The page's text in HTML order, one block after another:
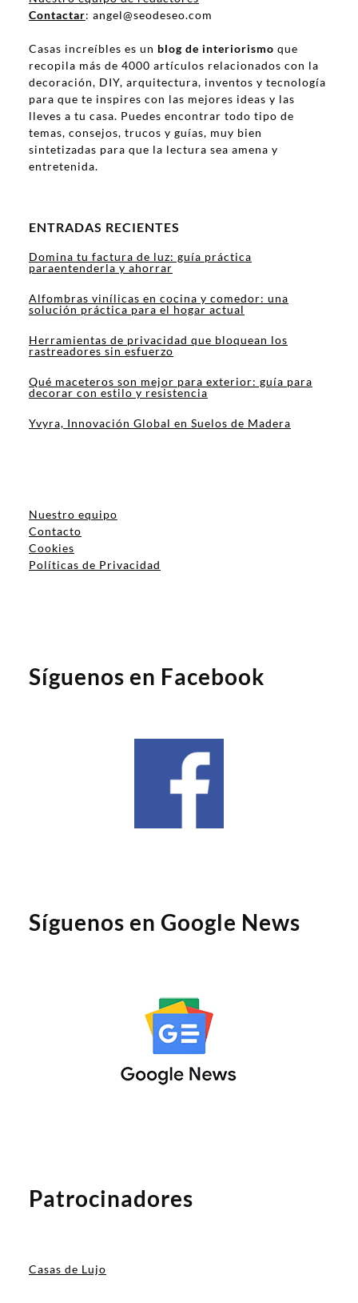
Contactar: angel@seodeseo.com
Casas increíbles es un blog de interiorismo que
recopila más de 4000 artículos relacionados con la
decoración, DIY, arquitectura, inventos y tecnología
para que te inspires con las mejores ideas y las
lleves a tu casa. Puedes encontrar todo tipo de
temas, consejos, trucos y guías, muy bien
sintetizadas para que la lectura sea amena y
entretenida.
ENTRADAS RECIENTES
Domina tu factura de luz: guía práctica
paraentenderla y ahorrar
Alfombras vinílicas en cocina y comedor: una
solución práctica para el hogar actual
Herramientas de privacidad que bloquean los
rastreadores sin esfuerzo
Qué maceteros son mejor para exterior: guía para
decorar con estilo y resistencia
Yvyra, Innovación Global en Suelos de Madera
Nuestro equipo
Contacto
Cookies
Políticas de Privacidad
Síguenos en Facebook
Síguenos en Google News
Patrocinadores
Casas de Lujo